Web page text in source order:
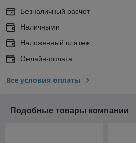
Безналичный расчет
Наличными
Наложенный платеж
Онлайн-оплата
Все условия оплаты
Подобные товары компании